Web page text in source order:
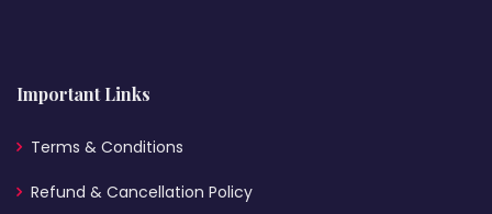
Important Links
Terms & Conditions
Refund & Cancellation Policy